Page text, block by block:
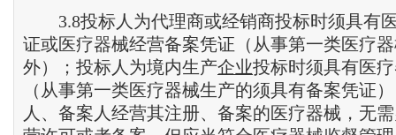
3.8投标人为代理商或经销商投标时须具有
证或医疗器械经营备案凭证（从事第一类医疗
外）；投标人为境内生产企业投标时须具有医
（从事第一类医疗器械生产的须具有备案凭证
人、备案人经营其注册、备案的医疗器械，无